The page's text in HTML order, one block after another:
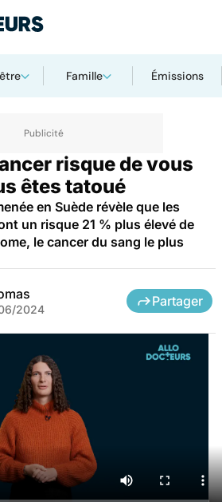
Famille Émissions
Lymphome
risque de vous
êtes tatoué
en Suède révèle que les
un risque 21 % plus élevé de
le cancer du sang le plus
2024
Partager